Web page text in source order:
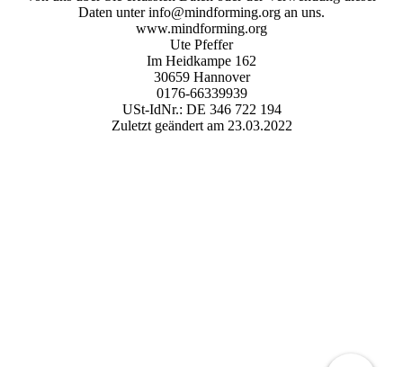
Daten unter info@mindforming.org an uns.
www.mindforming.org
Ute Pfeffer
Im Heidkampe 162
30659 Hannover
0176-66339939
USt-IdNr.: DE 346 722 194
Zuletzt geändert am 23.03.2022